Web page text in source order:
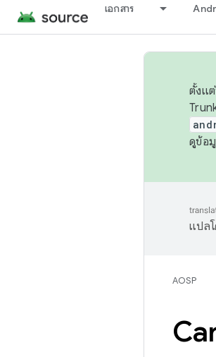
เอกสาร
ตั้งแ
ดูข้อ
แปล
AOSP